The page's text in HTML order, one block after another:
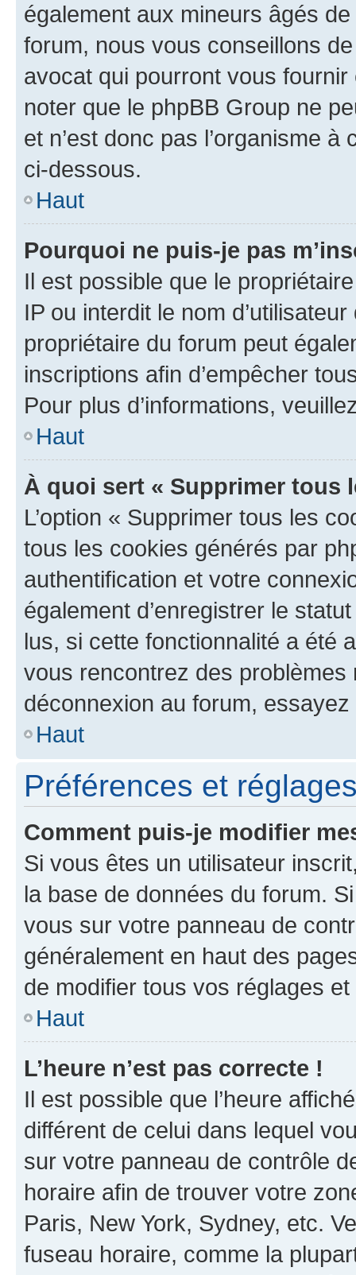
également aux mineurs âgés
forum, nous vous conseillons
avocat qui pourront vous
noter que le phpBB Group ne
et n’est donc pas l’organisme
ci-dessous.
Haut
Pourquoi ne puis-je pas
Il est possible que le
IP ou interdit le nom
propriétaire du forum peut
inscriptions afin d’empêcher
Pour plus d’informations,
Haut
À quoi sert « Supprimer tous
L’option « Supprimer tous les
tous les cookies générés par
authentification et votre
également d’enregistrer le
lus, si cette fonctionnalité a été
vous rencontrez des
déconnexion au forum,
Haut
Préférences et
Comment puis-je modifier
Si vous êtes un utilisateur
la base de données du forum.
vous sur votre panneau de
généralement en haut des
de modifier tous vos réglages
Haut
L’heure n’est pas correcte !
Il est possible que l’heure
différent de celui dans lequel
sur votre panneau de contrôle
horaire afin de trouver votre
Paris, New York, Sydney, etc.
fuseau horaire, comme la